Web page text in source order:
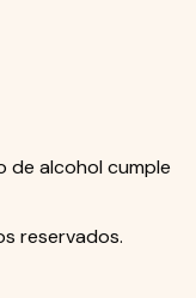
de alcohol cumple
reservados.